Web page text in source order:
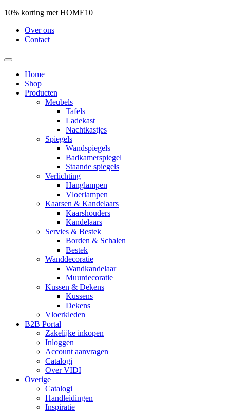
10% korting met HOME10
Over ons
Contact
Home
Shop
Producten
Meubels
Tafels
Ladekast
Nachtkastjes
Spiegels
Wandspiegels
Badkamerspiegel
Staande spiegels
Verlichting
Hanglampen
Vloerlampen
Kaarsen & Kandelaars
Kaarshouders
Kandelaars
Servies & Bestek
Borden & Schalen
Bestek
Wanddecoratie
Wandkandelaar
Muurdecoratie
Kussen & Dekens
Kussens
Dekens
Vloerkleden
B2B Portal
Zakelijke inkopen
Inloggen
Account aanvragen
Catalogi
Over VIDI
Overige
Catalogi
Handleidingen
Inspiratie